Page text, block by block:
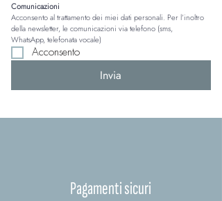
Comunicazioni
Acconsento al trattamento dei miei dati personali. Per l’inoltro
della newsletter, le comunicazioni via telefono (sms,
WhatsApp, telefonata vocale)
Acconsento
Invia
Pagamenti sicuri